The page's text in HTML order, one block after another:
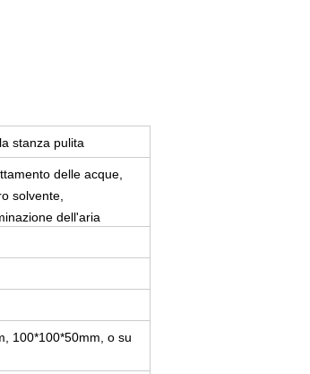
stanza pulita
delle acque,
solvente,
dell'aria
100*100*50mm, o su